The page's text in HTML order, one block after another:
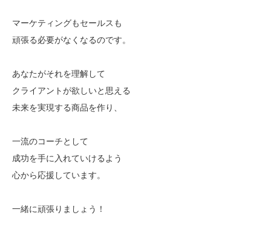
マーケティングもセールスも
頑張る必要がなくなるのです。
あなたがそれを理解して
クライアントが欲しいと思える
未来を実現する商品を作り、
一流のコーチとして
成功を手に入れていけるよう
心から応援しています。
一緒に頑張りましょう！